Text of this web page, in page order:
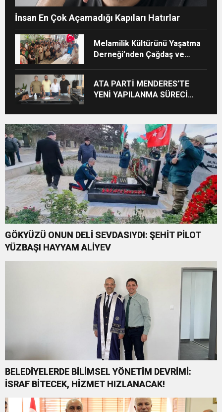
İnsan En Çok Açamadığı Kapıları Hatırlar
Melamilik Kültürünü Yaşatma
Derneği’nden Çağdaş ve
ATA PARTİ MENDERES’TE
YENİ YAPILANMA SÜRECİ
GÖKYÜZÜ ONUN DELİ SEVDASIYDI: ŞEHİT PİLOT
YÜZBAŞI HAYYAM ALİYEV
BELEDİYELERDE BİLİMSEL YÖNETİM DEVRİMİ:
İSRAF BİTECEK, HİZMET HIZLANACAK!